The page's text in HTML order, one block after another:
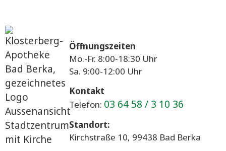
Öffnungszeiten
Mo.-Fr. 8:00-18:30 Uhr
Sa. 9:00-12:00 Uhr
Kontakt
Telefon: 03 64 58 / 3 10 36
Standort:
Kirchstraße 10, 99438 Bad Berka